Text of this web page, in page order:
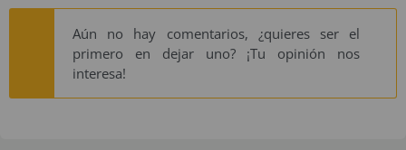
Aún no hay comentarios, ¿quieres ser el
primero en dejar uno? ¡Tu opinión nos
interesa!